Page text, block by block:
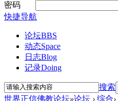
密码
快捷导航
论坛BBS
动态Space
日志Blog
记录Doing
搜索
世界正信佛教论坛»论坛 › 综合›